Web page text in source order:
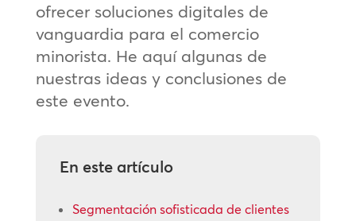
ofrecer soluciones digitales de
vanguardia para el comercio
minorista. He aquí algunas de
nuestras ideas y conclusiones de
este evento.
En este artículo
Segmentación sofisticada de clientes